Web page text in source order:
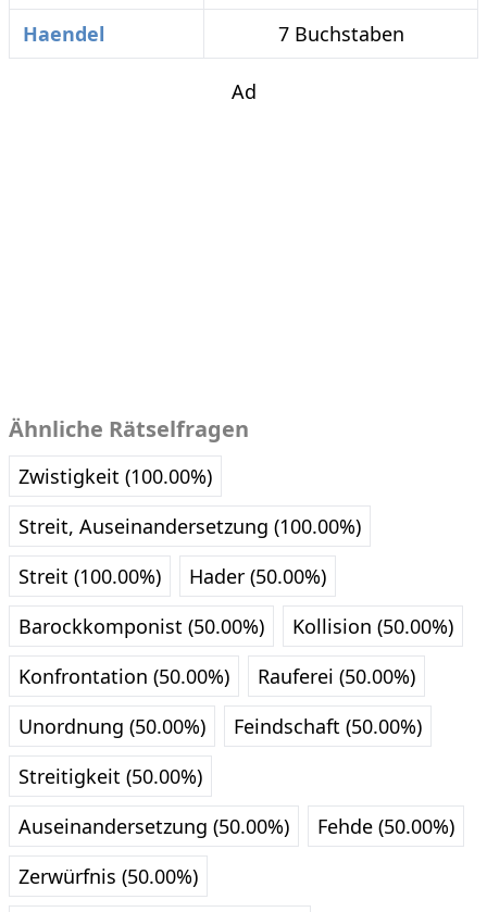
Haendel
7 Buchstaben
Ad
Ähnliche Rätselfragen
Zwistigkeit (100.00%)
Streit, Auseinandersetzung (100.00%)
Streit (100.00%)
Hader (50.00%)
Barockkomponist (50.00%)
Kollision (50.00%)
Konfrontation (50.00%)
Rauferei (50.00%)
Unordnung (50.00%)
Feindschaft (50.00%)
Streitigkeit (50.00%)
Auseinandersetzung (50.00%)
Fehde (50.00%)
Zerwürfnis (50.00%)